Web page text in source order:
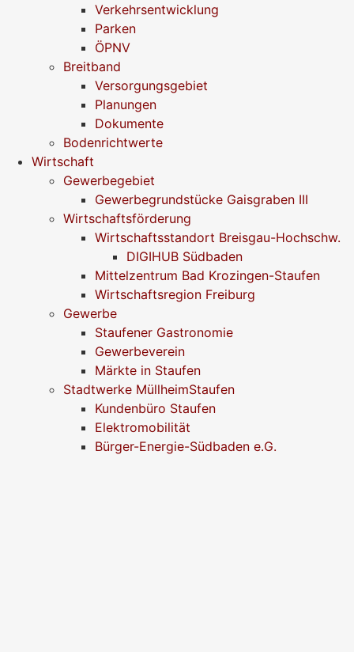
Verkehrsentwicklung
Parken
ÖPNV
Breitband
Versorgungsgebiet
Planungen
Dokumente
Bodenrichtwerte
Wirtschaft
Gewerbegebiet
Gewerbegrundstücke Gaisgraben III
Wirtschaftsförderung
Wirtschaftsstandort Breisgau-Hochschw.
DIGIHUB Südbaden
Mittelzentrum Bad Krozingen-Staufen
Wirtschaftsregion Freiburg
Gewerbe
Staufener Gastronomie
Gewerbeverein
Märkte in Staufen
Stadtwerke MüllheimStaufen
Kundenbüro Staufen
Elektromobilität
Bürger-Energie-Südbaden e.G.